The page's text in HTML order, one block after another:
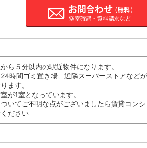
ら５分以内の駅近物件になります。
時間ゴミ置き場、近隣スーパーストアなど
ます。
が1室となっています。
いてご不明な点がございましたら賃貸コンシ
ださい